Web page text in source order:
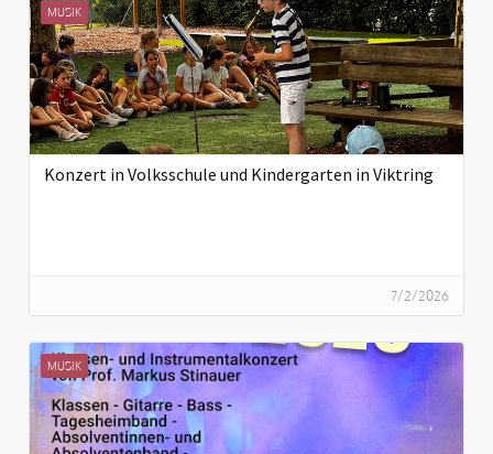
MUSIK
Konzert in Volksschule und Kindergarten in Viktring
7/2/2026
MUSIK